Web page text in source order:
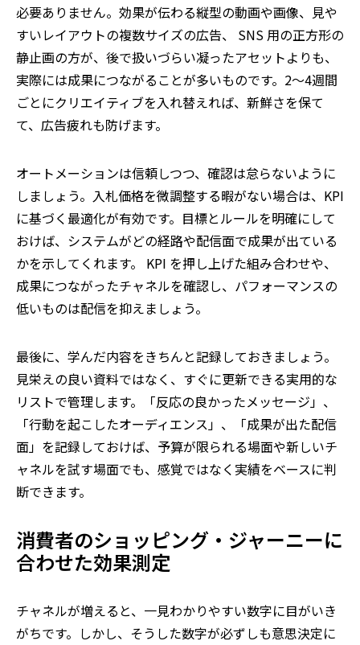
必要ありません。効果が伝わる縦型の動画や画像、見や
すいレイアウトの複数サイズの広告、 SNS 用の正方形の
静止画の方が、後で扱いづらい凝ったアセットよりも、
実際には成果につながることが多いものです。2～4週間
ごとにクリエイティブを入れ替えれば、新鮮さを保て
て、広告疲れも防げます。
オートメーションは信頼しつつ、確認は怠らないように
しましょう。入札価格を微調整する暇がない場合は、KPI
に基づく最適化が有効です。目標とルールを明確にして
おけば、システムがどの経路や配信面で成果が出ている
かを示してくれます。 KPI を押し上げた組み合わせや、
成果につながったチャネルを確認し、パフォーマンスの
低いものは配信を抑えましょう。
最後に、学んだ内容をきちんと記録しておきましょう。
見栄えの良い資料ではなく、すぐに更新できる実用的な
リストで管理します。「反応の良かったメッセージ」、
「行動を起こしたオーディエンス」、「成果が出た配信
面」を記録しておけば、予算が限られる場面や新しいチ
ャネルを試す場面でも、感覚ではなく実績をベースに判
断できます。
消費者のショッピング・ジャーニーに
合わせた効果測定
チャネルが増えると、一見わかりやすい数字に目がいき
がちです。しかし、そうした数字が必ずしも意思決定に